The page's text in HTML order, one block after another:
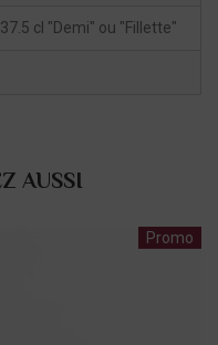
cl "Demi" ou "Fillette"
AUSSI
Promo